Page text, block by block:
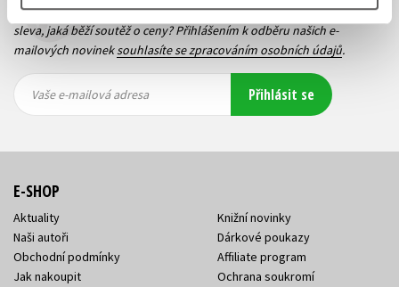
Zajímá Vás, jaký knižní hit právě vychází, na jaké zboží je výhodná
sleva, jaká běží soutěž o ceny? Přihlášením k odběru našich e-
mailových novineksouhlasíte se zpracováním osobních údajů.
mailová
mailová
Vaše e-mailová adresa Přihlásit se
E-SHOP
Aktuality
Naši autoři
Obchodní podmínky
Jak nakoupit
Knižní novinky
Dárkové poukazy
Affiliate program
Ochrana soukromí